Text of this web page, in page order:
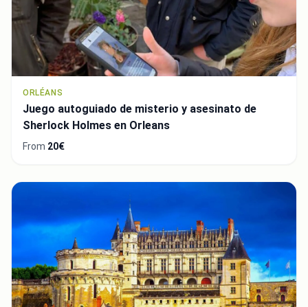
ORLÉANS
Juego autoguiado de misterio y asesinato de
Sherlock Holmes en Orleans
From 20€